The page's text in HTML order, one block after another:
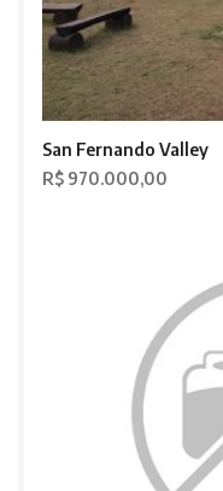
San Fernando Valley
R$ 970.000,00